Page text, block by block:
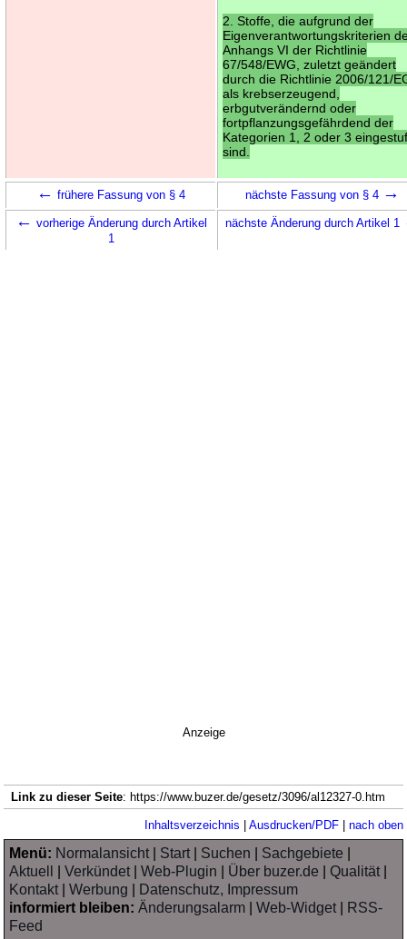
2. Stoffe, die aufgrund der
Eigenverantwortungskriterien
Anhangs VI der Richtlinie
67/548/EWG, zuletzt geändert
durch die Richtlinie 2006/121/
als krebserzeugend,
erbgutverändernd oder
fortpflanzungsgefährdend der
Kategorien 1, 2 oder 3
sind.
← frühere Fassung von § 4 nächste Fassung von § 4 →
← vorherige Änderung durch Artikel
1
nächste Änderung durch Artikel 1
Anzeige
Link zu dieser Seite: https://www.buzer.de/gesetz/3096/al12327-0.htm
Inhaltsverzeichnis | Ausdrucken/PDF| nach oben
Menü: Normalansicht| Start| Suchen Sachgebiete
Aktuell
|Verkündet|Web-Plugin Über buzer.de |Qualität|
Kontakt|Werbung
Datenschutz, Impressum
informiert bleiben: Änderungsalarm |Web-Widget|
RSS-
Feed